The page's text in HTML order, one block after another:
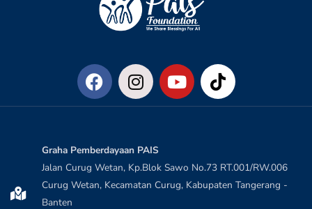
Graha Pemberdayaan PAIS
Jalan Curug Wetan, Kp.Blok Sawo No.73 RT.001/RW.006
Curug Wetan, Kecamatan Curug, Kabupaten Tangerang -
Banten